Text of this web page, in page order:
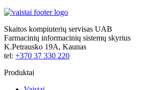
Skaitos kompiuterių servisas UAB
Farmacinių informacinių sistemų skyrius
K.Petrausko 19A, Kaunas
tel: +370 37 330 220
Produktai